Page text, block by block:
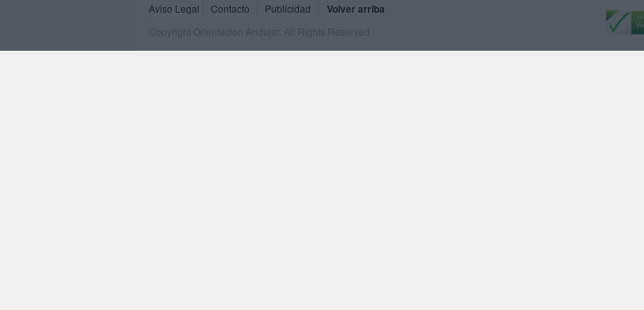
Aviso Legal Contacto Publicidad Volver arriba